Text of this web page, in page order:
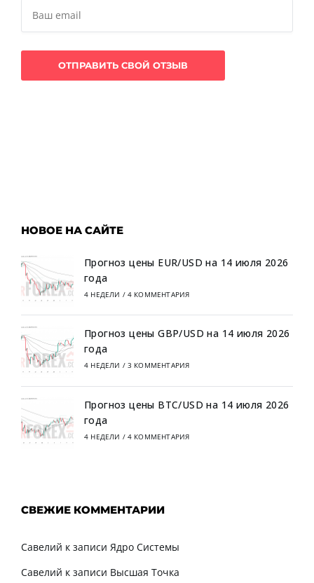
НОВОЕ НА САЙТЕ
Прогноз цены EUR/USD на 14 июля 2026
года
4 НЕДЕЛИ / 4 КОММЕНТАРИЯ
Прогноз цены GBP/USD на 14 июля 2026
года
4 НЕДЕЛИ / 3 КОММЕНТАРИЯ
Прогноз цены BTC/USD на 14 июля 2026
года
4 НЕДЕЛИ / 4 КОММЕНТАРИЯ
СВЕЖИЕ КОММЕНТАРИИ
Савелий к записи Ядро Системы
Савелий к записи Высшая Точка